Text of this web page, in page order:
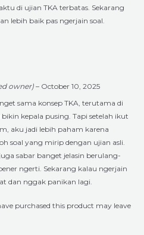
di ujian TKA terbatas. Sekarang
lebih baik pas ngerjain soal.
owner)– October 10, 2025
sama konsep TKA, terutama di
kepala pusing. Tapi setelah ikut
aku jadi lebih paham karena
soal yang mirip dengan ujian asli.
sabar banget jelasin berulang-
ngerti. Sekarang kalau ngerjain
dan nggak panikan lagi.
purchased this product may leave